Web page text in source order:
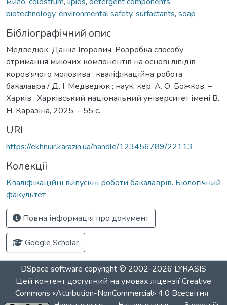
biotechnology, environmental safety, surfactants, soap
Бібліографічний опис
Медведюк, Даніїл Ігорович. Розробка способу
отримання миючих компонентів на основі ліпідів
коров'ячого молозива : кваліфікаційна робота
бакалавра / Д. І. Медведюк ; наук. кер. А. О. Божков. –
Харків : Харківський національний університет імені В.
Н. Каразіна, 2025. – 55 с.
URI
https://ekhnuir.karazin.ua/handle/123456789/22113
Колекції
Кваліфікаційні випускні роботи бакалаврів. Біологічний
факультет
Повна інформація про документ
Google Scholar
DSpace software copyright © 2002-2026 LYRASIS
Цей контент доступний на умовах ліцензіїCreative
Commons «Attribution-NonCommercial» 4.0 Всесвітня .